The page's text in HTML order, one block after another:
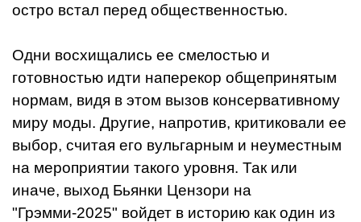
остро встал перед общественностью.
Одни восхищались ее смелостью и
готовностью идти наперекор общепринятым
нормам, видя в этом вызов консервативному
миру моды. Другие, напротив, критиковали ее
выбор, считая его вульгарным и неуместным
на мероприятии такого уровня. Так или
иначе, выход Бьянки Цензори на
"Грэмми-2025" войдет в историю как один из